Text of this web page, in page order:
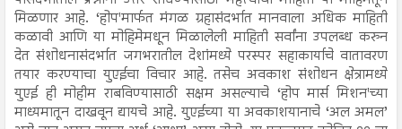
मिळणार आहे. ‘होप'मार्फत मंगळ ग्रहासंदर्भात मानवाला अधिक माहिती
कळावी आणि या मोहिमेमधून मिळालेली माहिती सर्वांना उपलब्ध करुन
देत संशोधनासंदर्भात जगभरातील देशांमध्ये परस्पर सहाकार्याचे वातावरण
तयार करण्याचा युएईचा विचार आहे. तसेच अवकाश संशोधन क्षेत्रामध्ये
युएई ही मोहीम राबविण्यासाठी सक्षम असल्याचे ‘होप मार्स मिशन'च्या
माध्यमातून दाखवून द्यायचे आहे. युएईच्या या अवकाशयानाचे ‘अल अमल’